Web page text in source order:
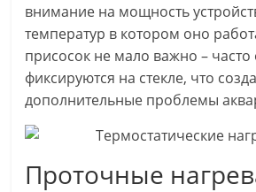
внимание на мощность
температур в котором оно
присосок не мало важно –
фиксируются на стекле, что
дополнительные проблемы
Проточные